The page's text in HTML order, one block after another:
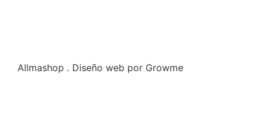
Allmashop . Diseño web por Growme